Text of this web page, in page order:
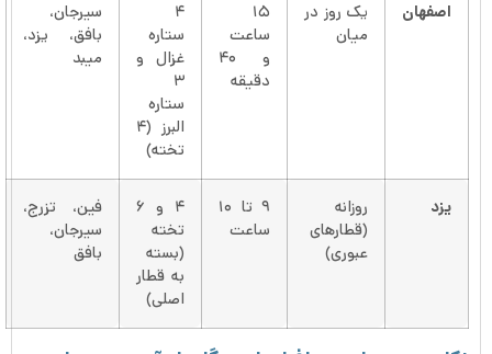
اصفهان
یک روز در
میان
۱۵
ساعت
و ۴۰
دقیقه
۴
ستاره
غزال و
۳
ستاره
البرز (۴
تخته)
سیرجان،
بافق، یزد،
میبد
یزد
روزانه
(قطارهای
عبوری)
۹ تا ۱۰
ساعت
۴ و ۶
تخته
(بسته
به قطار
اصلی)
فین، تزرج،
سیرجان،
بافق